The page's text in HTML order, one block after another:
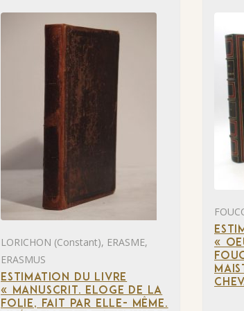
LORICHON (Constant), ERASME,
ERASMUS
ESTIMATION DU LIVRE
« MANUSCRIT. ELOGE DE LA
FOLIE, FAIT PAR ELLE- MÊME.
«